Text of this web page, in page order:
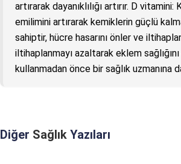
artırarak dayanıklılığı artırır. D
emilimini artırarak kemiklerin güçlü
sahiptir, hücre hasarını önler ve
iltihaplanmayı azaltarak eklem
kullanmadan önce bir sağlık uzmanına
Diğer Sağlık Yazıları